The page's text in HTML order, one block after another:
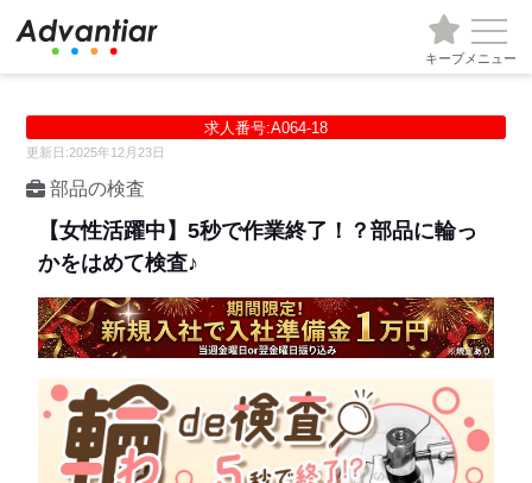
キープメニュー
求人番号:A064-18
更新日:2025年12月23日
部品の検査
【女性活躍中】5秒で作業終了！？部品に輪っ
かをはめて検査♪